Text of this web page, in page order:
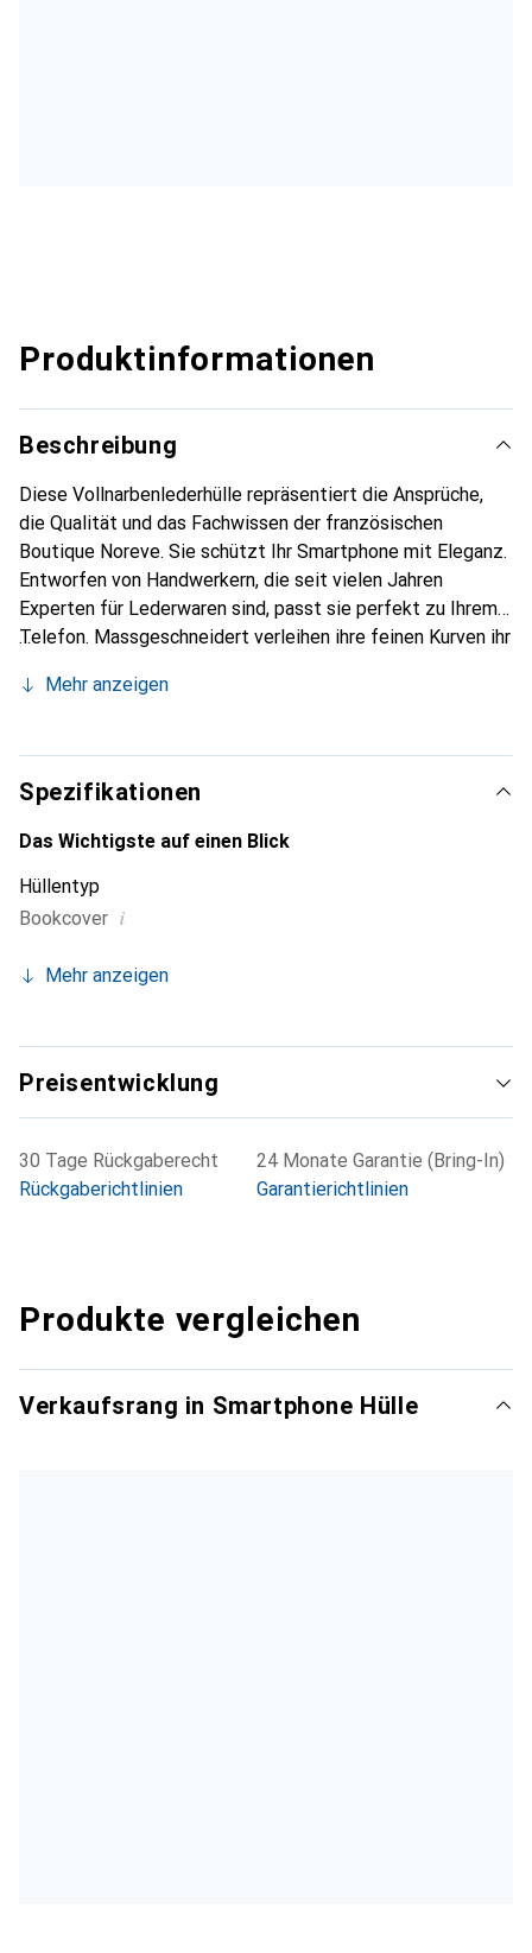
Produktinformationen
Beschreibung
Diese Vollnarbenlederhülle repräsentiert die Ansprüche,
die Qualität und das Fachwissen der französischen
Boutique Noreve. Sie schützt Ihr Smartphone mit Eleganz.
Entworfen von Handwerkern, die seit vielen Jahren
Experten für Lederwaren sind, passt sie perfekt zu Ihrem
Telefon. Massgeschneidert verleihen ihre feinen Kurven ihr
unverzichtbaren Accessoire für Ihr Smartphone.
die Marke Noreve eine sichere Wahl für eine
anspruchsvolle Kundschaft.
Mehr anzeigen
Spezifikationen
Das Wichtigste auf einen Blick
Hüllentyp
Bookcover i
Mehr anzeigen
Preisentwicklung
30 Tage Rückgaberecht
Rückgaberichtlinien
24 Monate Garantie (Bring-In)
Garantierichtlinien
Produkte vergleichen
Verkaufsrang in Smartphone Hülle